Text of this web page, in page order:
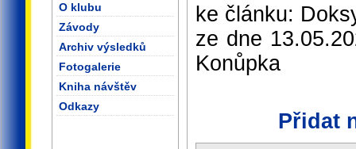
O klubu
Závody
Archiv výsledků
Fotogalerie
Kniha návštěv
Odkazy
ke článku:
ze dne
Konůpka
Přidat